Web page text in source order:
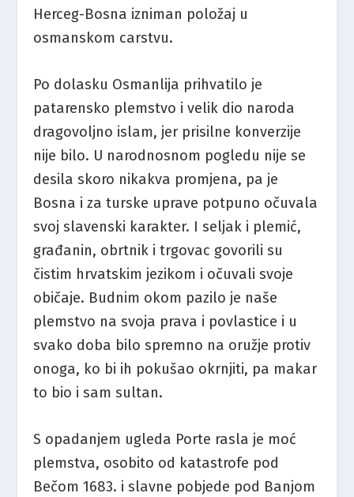
Herceg-Bosna izniman položaj u
osmanskom carstvu.
Po dolasku Osmanlija prihvatilo je
patarensko plemstvo i velik dio naroda
dragovoljno islam, jer prisilne konverzije
nije bilo. U narodnosnom pogledu nije se
desila skoro nikakva promjena, pa je
Bosna i za turske uprave potpuno očuvala
svoj slavenski karakter. I seljak i plemić,
građanin, obrtnik i trgovac govorili su
čistim hrvatskim jezikom i očuvali svoje
običaje. Budnim okom pazilo je naše
plemstvo na svoja prava i povlastice i u
svako doba bilo spremno na oružje protiv
onoga, ko bi ih pokušao okrnjiti, pa makar
to bio i sam sultan.
S opadanjem ugleda Porte rasla je moć
plemstva, osobito od katastrofe pod
Bečom 1683. i slavne pobjede pod Banjom